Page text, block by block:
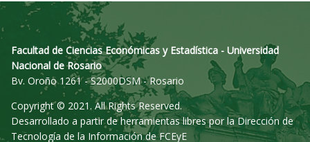
Facultad de Ciencias Económicas y Estadística - Universidad
Nacional de Rosario
Bv. Oroño 1261 - S2000DSM - Rosario
Copyright © 2021. All Rights Reserved.
Desarrollado a partir de herramientas libres por la Dirección de
Tecnología de la Información de FCEyE